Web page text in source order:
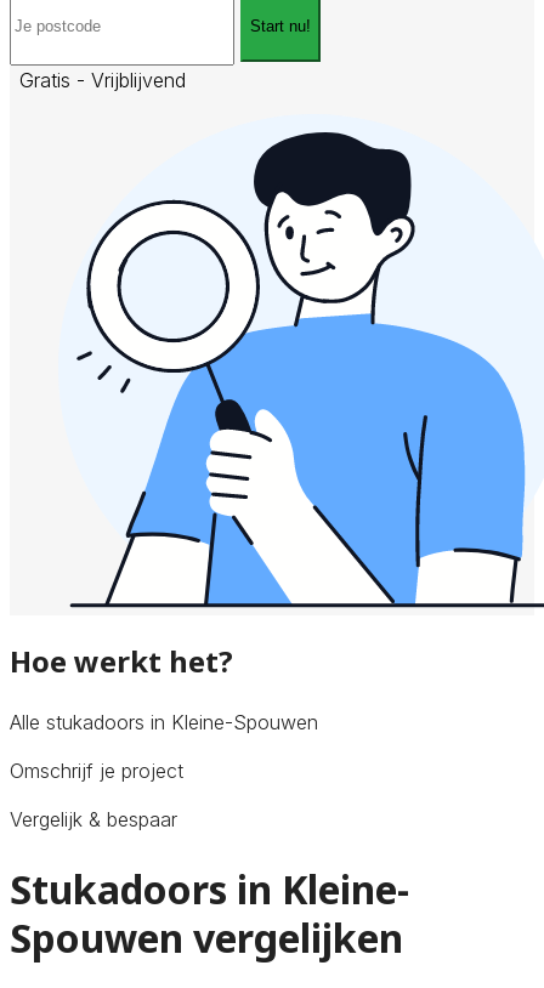
Start nu!
Gratis - Vrijblijvend
Hoe werkt het?
Alle stukadoors in Kleine-Spouwen
Omschrijf je project
Vergelijk & bespaar
Stukadoors in Kleine-
Spouwen vergelijken